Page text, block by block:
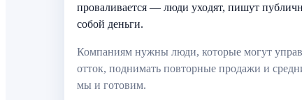
проваливается — люди уходят, пишут
собой деньги.
Компаниям нужны люди, которые могут
отток, поднимать повторные продажи и
мы и готовим.